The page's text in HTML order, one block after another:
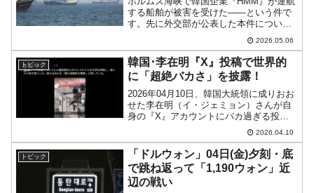
する船舶が被害を受けた――という件で
す。先に外交部が公表した本件について
のプレスリリースをご紹介しましたが、
大統領府が出したブリーフィングもご紹
介しておきます。ホルムズ海上船舶火災
点検会議の結果に関する...
2026.05.06
トピック
韓国･李在明『X』投稿で世界的
に「超絶バカさ」を披露！
2026年04月10日、韓国大統領に成りおお
せた李在明（イ・ジェミョン）さんが自
身の『X』アカウントにバカ過ぎる投稿
を行いました。↑李在明（イ・ジェミョ
ン）『X』公式アカウント「2026/04/10」
『Jvbuir』というアカウントからイス...
2026.04.10
トピック
「ドルウォン」04日(金)夕刻・底
で跳ね返って「1,190ウォン」近
辺の戦い